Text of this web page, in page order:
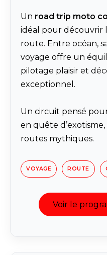
Un road trip moto
idéal pour découvrir
route. Entre océan,
voyage offre un
pilotage plaisir et
exceptionnel.
Un circuit pensé
en quête
routes mythiques.
VOYAGE ROUTE
Voir le